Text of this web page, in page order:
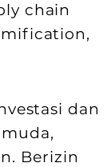
chain
dan
Berizin